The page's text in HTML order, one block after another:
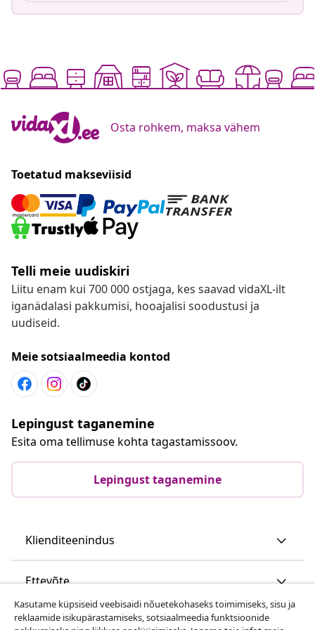
Osta rohkem, maksa vähem
Toetatud makseviisid
Telli meie uudiskiri
Liitu enam kui 700 000 ostjaga, kes saavad vidaXL-ilt
iganädalasi pakkumisi, hooajalisi soodustusi ja
uudiseid.
Meie sotsiaalmeedia kontod
Lepingust taganemine
Esita oma tellimuse kohta tagastamissoov.
Lepingust taganemine
Klienditeenindus
Ettevõte
vidaXL
Kasutame küpsiseid veebisaidi nõuetekohaseks toimimiseks, sisu ja
reklaamide isikupärastamiseks, sotsiaalmeedia funktsioonide